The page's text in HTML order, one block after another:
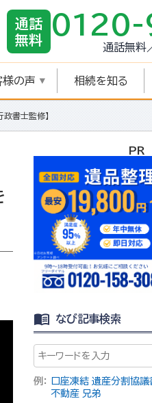
通話
無料
通話無料
様の声 相続を知る
書士監修】
PR
なび記事検索
例： 口座凍結 遺産分割協議
不動産 兄弟